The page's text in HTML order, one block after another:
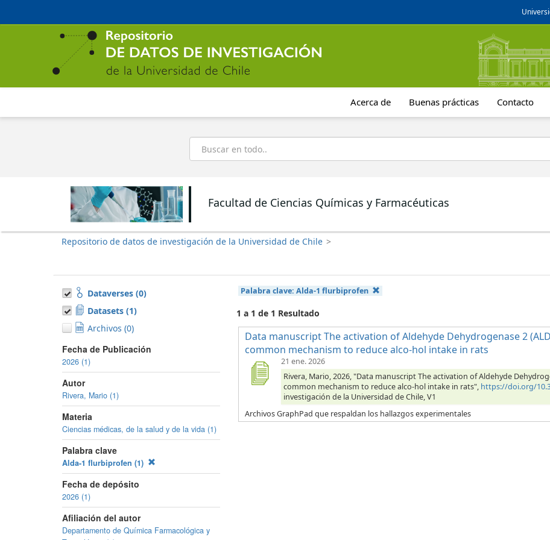
contenido
Acerca de Buenas prácticas Contacto
Buscar
Facultad de Ciencias Químicas y Farmacéuticas
Repositorio de datos de investigación de la Universidad de Chile >
Dataverses (0)
Datasets (1)
Archivos (0)
Fecha de Publicación
2026 (1)
Autor
Rivera, Mario (1)
Materia
Ciencias médicas, de la salud y de la vida (1)
Palabra clave
Alda-1 flurbiprofen (1)
Fecha de depósito
2026 (1)
Afiliación del autor
Departamento de Química Farmacológica y
Palabra clave: Alda-1 flurbiprofen
1 a 1 de 1 Resultado
Data manuscript The activation of Aldehyde Dehydrogenase 2
common mechanism to reduce alco-hol intake in rats
21 ene. 2026
Rivera, Mario, 2026, "Data manuscript The activation of Aldehyde
common mechanism to reduce alco-hol intake in rats", https://doi.org/
investigación de la Universidad de Chile, V1
Archivos GraphPad que respaldan los hallazgos experimentales